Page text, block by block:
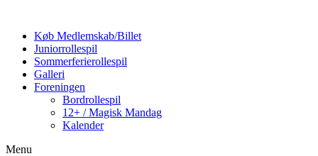
Køb Medlemskab/Billet
Juniorrollespil
Sommerferierollespil
Galleri
Foreningen
Bordrollespil
12+ / Magisk Mandag
Kalender
Menu